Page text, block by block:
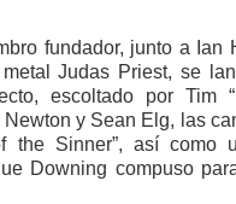
fundador, junto a Ian
Judas Priest, se
escoltado por Tim
y Sean Elg, las
the Sinner”, así como
Downing compuso